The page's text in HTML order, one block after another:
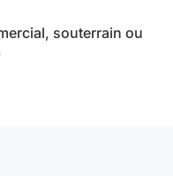
souterrain ou